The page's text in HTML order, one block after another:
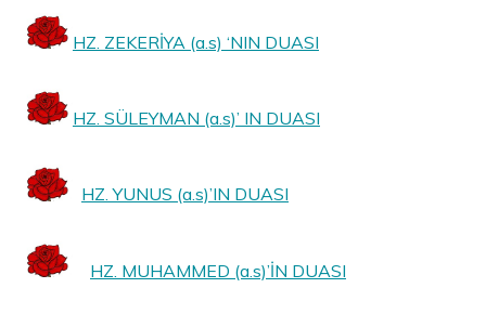
HZ. ZEKERİYA (a.s) ‘NIN DUASI
HZ. SÜLEYMAN (a.s)’ IN DUASI
HZ. YUNUS (a.s)’IN DUASI
HZ. MUHAMMED (a.s)’İN DUASI